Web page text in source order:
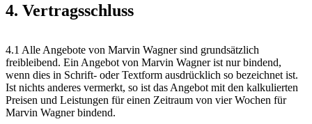
4. Vertragsschluss
4.1 Alle Angebote von Marvin Wagner sind grundsätzlich
freibleibend. Ein Angebot von Marvin Wagner ist nur bindend,
wenn dies in Schrift- oder Textform ausdrücklich so bezeichnet ist.
Ist nichts anderes vermerkt, so ist das Angebot mit den kalkulierten
Preisen und Leistungen für einen Zeitraum von vier Wochen für
Marvin Wagner bindend.